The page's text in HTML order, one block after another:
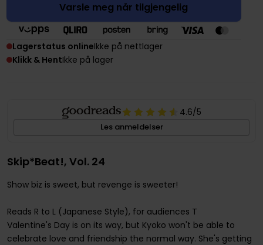
Varsle meg når tilgjengelig
Lagerstatus onlineIkke på nettlager
Klikk & HentIkke på lager
4.6/5
Les anmeldelser
Skip*Beat!, Vol. 24
Show biz is sweet, but revenge is sweeter!
Reads R to L (Japanese Style), for audiences T
Valentine's Day is on its way, but Kyoko won't be able to
celebrate love and friendship the normal way. She's getting